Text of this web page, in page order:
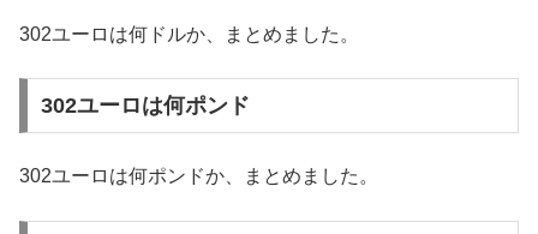
302ユーロは何ドルか、まとめました。
302ユーロは何ポンド
302ユーロは何ポンドか、まとめました。